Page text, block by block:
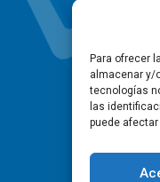
Para ofrecer
almacenar y/
tecnologías
las
puede